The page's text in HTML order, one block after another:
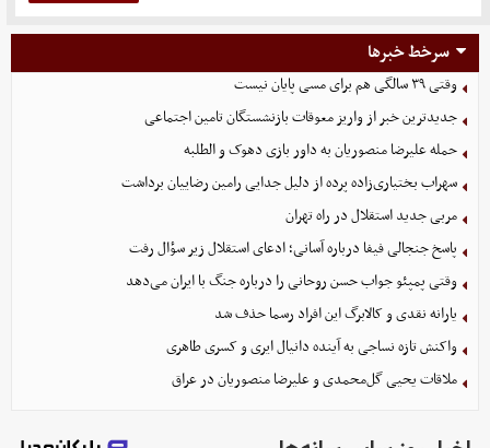
سرخط خبرها
وقتی ۳۹ سالگی هم برای مسی پایان نیست
جدیدترین خبر از واریز معوقات بازنشستگان تامین اجتماعی
حمله علیرضا منصوریان به داور بازی دهوک و الطلبه
سهراب بختیاری‌زاده پرده از دلیل جدایی رامین رضاییان برداشت
مربی جدید استقلال در راه تهران
پاسخ جنجالی فیفا درباره آسانی؛ ادعای استقلال زیر سؤال رفت
وقتی پمپئو جواب حسن روحانی را درباره جنگ با ایران می‌دهد
یارانه نقدی و کالابرگ این افراد رسما حذف شد
واکنش تازه نساجی به آینده دانیال ایری و کسری طاهری
ملاقات یحیی گل‌محمدی و علیرضا منصوریان در عراق